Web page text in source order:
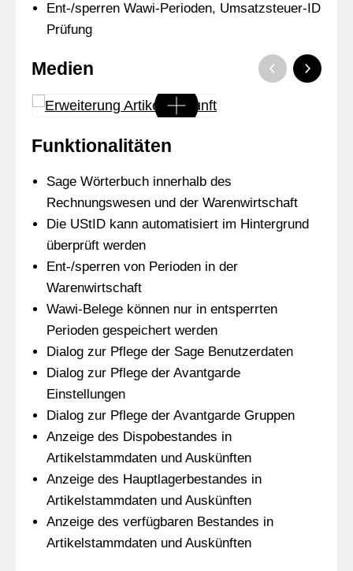
Ent-/sperren Wawi-Perioden, Umsatzsteuer-ID
Prüfung
Medien
Funktionalitäten
Sage Wörterbuch innerhalb des
Rechnungswesen und der Warenwirtschaft
Die UStID kann automatisiert im Hintergrund
überprüft werden
Ent-/sperren von Perioden in der
Warenwirtschaft
Wawi-Belege können nur in entsperrten
Perioden gespeichert werden
Dialog zur Pflege der Sage Benutzerdaten
Dialog zur Pflege der Avantgarde
Einstellungen
Dialog zur Pflege der Avantgarde Gruppen
Anzeige des Dispobestandes in
Artikelstammdaten und Auskünften
Anzeige des Hauptlagerbestandes in
Artikelstammdaten und Auskünften
Anzeige des verfügbaren Bestandes in
Artikelstammdaten und Auskünften